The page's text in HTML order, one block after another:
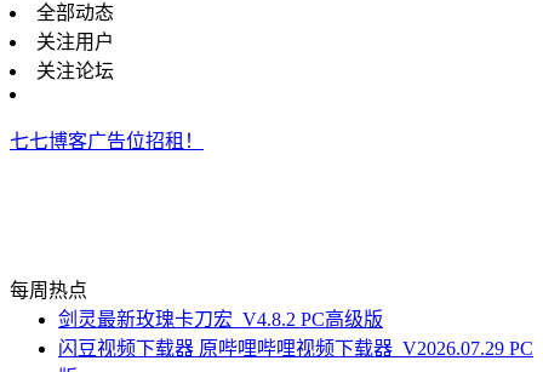
全部动态
关注用户
关注论坛
七七博客广告位招租！
每周热点
剑灵最新玫瑰卡刀宏_V4.8.2 PC高级版
闪豆视频下载器 原哔哩哔哩视频下载器_V2026.07.29 PC